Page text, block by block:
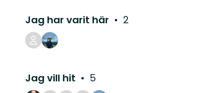
Jag har varit här 2
Jag vill hit 5